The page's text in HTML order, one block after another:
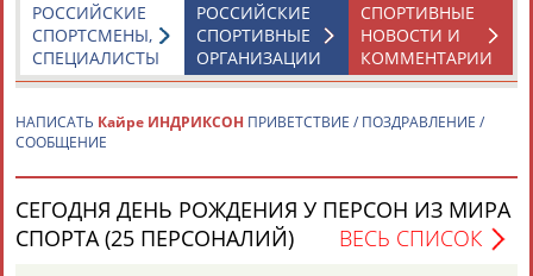
Каримжан
Аделя
Андрей
Герман
СПОРТИВНЫЕ
НОВОСТИ И
КОММЕНТАРИИ
РОССИЙСКИЕ
СПОРТИВНЫЕ
ОРГАНИЗАЦИИ
РОССИЙСКИЕ
СПОРТСМЕНЫ,
СПЕЦИАЛИСТЫ
НАПИСАТЬ Кайре ИНДРИКСОН ПРИВЕТСТВИЕ / ПОЗДРАВЛЕНИЕ /
СООБЩЕНИЕ
СЕГОДНЯ ДЕНЬ РОЖДЕНИЯ У ПЕРСОН ИЗ МИРА
СПОРТА (25 ПЕРСОНАЛИЙ)
ВЕСЬ СПИСОК